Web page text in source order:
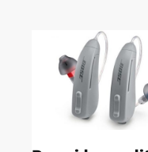
Rechercher:
Annonces emploi